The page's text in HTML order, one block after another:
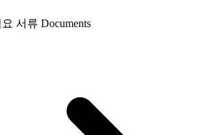
서류 Documents